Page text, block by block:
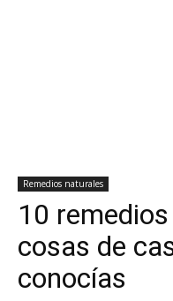
Remedios naturales
10
cosas de
conocías